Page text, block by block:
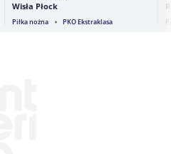
Wisła Płock
Piłka nożna PKO Ekstraklasa